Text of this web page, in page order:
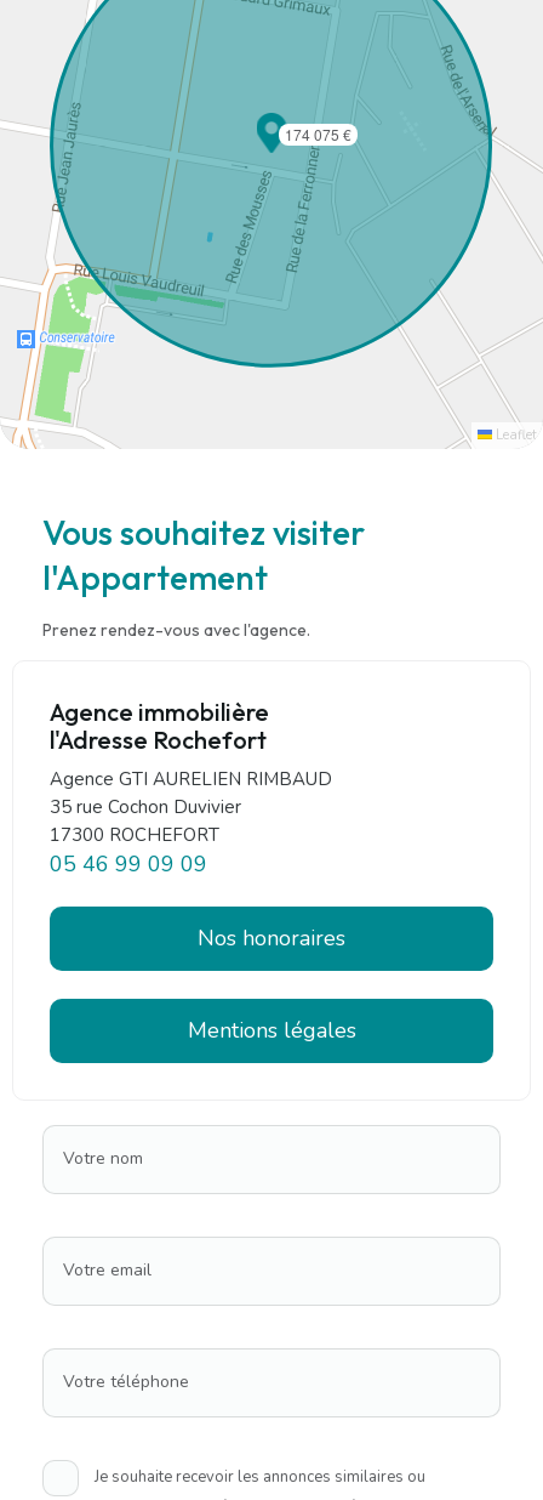
174 075 €
Leaflet
Vous souhaitez visiter
l'Appartement
Prenez rendez-vous avec l'agence.
Agence immobilière
l'Adresse Rochefort
Agence GTI AURELIEN RIMBAUD
35 rue Cochon Duvivier
17300 ROCHEFORT
05 46 99 09 09
Nos honoraires
Mentions légales
Votre nom
Votre email
Votre téléphone
Je souhaite recevoir les annonces similaires ou